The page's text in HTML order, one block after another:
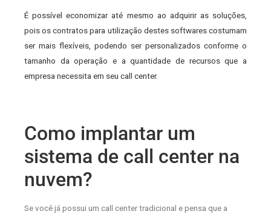
É possível economizar até mesmo ao adquirir as soluções,
pois os contratos para utilização destes softwares costumam
ser mais flexíveis, podendo ser personalizados conforme o
tamanho da operação e a quantidade de recursos que a
empresa necessita em seu call center.
Como implantar um
sistema de call center na
nuvem?
Se você já possui um call center tradicional e pensa que a